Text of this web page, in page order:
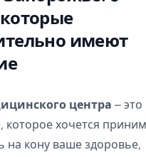
имеют
центра – это
которое хочется
на кону ваше здоровье,